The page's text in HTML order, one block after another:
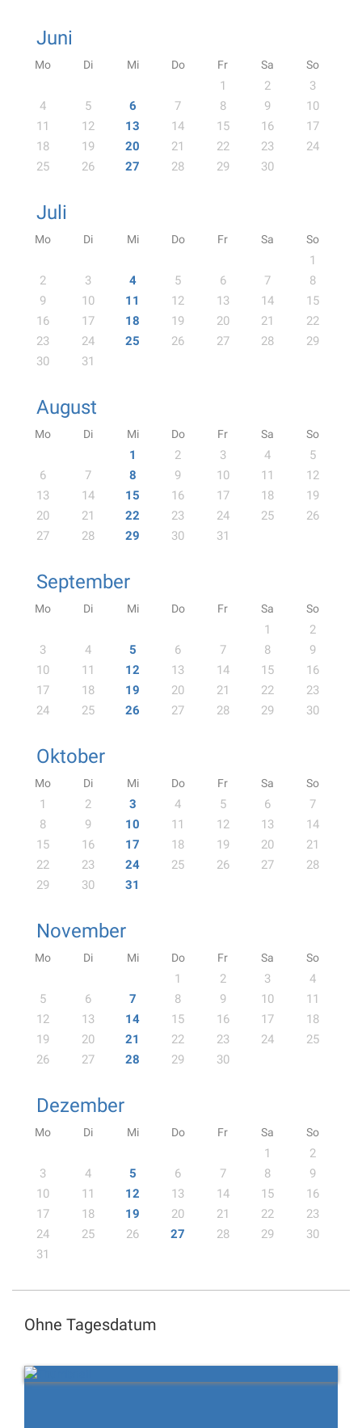
Juni
Mo Di Mi Do Fr Sa So
1 2
3
4
5 6 7 8 9
10
11
12 13 14 15 16
17
18
19 20 21 22 23
24
25
26 27 28 29 30
Juli
Mo Di Mi Do Fr Sa So
1
2
3 4 5 6 7
8
9
10 11 12 13 14
15
16
17 18 19 20 21
22
23
24 25 26 27 28
29
30
31
August
Mo Di Mi Do Fr Sa So
1 2 3 4
5
6
7 8 9 10 11
12
13
14 15 16 17 18
19
20
21 22 23 24 25
26
27
28 29 30 31
September
Mo Di Mi Do Fr Sa So
1
2
3
4 5 6 7 8
9
10
11 12 13 14 15
16
17
18 19 20 21 22
23
24
25 26 27 28 29 30
Oktober
Mo Di Mi Do Fr Sa So
1 2 3 4 5 6
7
8
9 10 11 12 13
14
15
16 17 18 19 20
21
22
23 24 25 26 27
28
29
30 31
November
Mo Di Mi Do Fr Sa So
1 2 3
4
5
6 7 8 9 10
11
12
13 14 15 16 17
18
19
20 21 22 23 24
25
26
27 28 29 30
Dezember
Mo Di Mi Do Fr Sa So
1
2
3
4 5 6 7 8
9
10
11 12 13 14 15
16
17
18 19 20 21 22
23
24
25 26 27 28 29
30
31
Ohne Tagesdatum